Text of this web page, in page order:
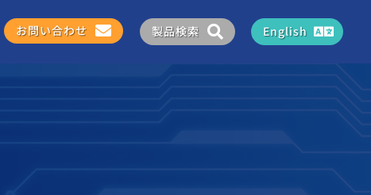
お問い合わせ 製品検索 English